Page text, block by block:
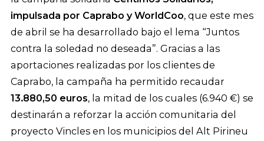
impulsada por Caprabo y WorldCoo, que este mes
de abril se ha desarrollado bajo el lema “Juntos
contra la soledad no deseada”. Gracias a las
aportaciones realizadas por los clientes de
Caprabo, la campaña ha permitido recaudar
13.880,50 euros, la mitad de los cuales (6.940 €) se
destinarán a reforzar la acción comunitaria del
proyecto Vincles en los municipios del Alt Pirineu